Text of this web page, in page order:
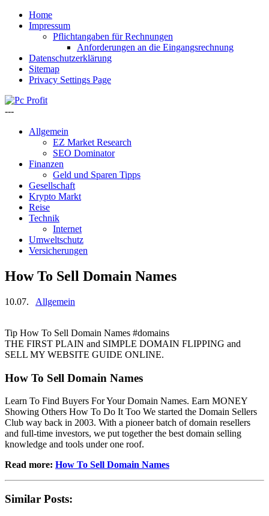
Home
Impressum
Pflichtangaben für Rechnungen
Anforderungen an die Eingangsrechnung
Datenschutzerklärung
Sitemap
Privacy Settings Page
---
Allgemein
EZ Market Research
SEO Dominator
Finanzen
Geld und Sparen Tipps
Gesellschaft
Krypto Markt
Reise
Technik
Internet
Umweltschutz
Versicherungen
How To Sell Domain Names
10.07. Allgemein
Tip How To Sell Domain Names #domains
THE FIRST PLAIN and SIMPLE DOMAIN FLIPPING and
SELL MY WEBSITE GUIDE ONLINE.
How To Sell Domain Names
Learn To Find Buyers For Your Domain Names. Earn MONEY
Showing Others How To Do It Too We started the Domain Sellers
Club way back in 2003. With a pioneer batch of domain resellers
and full-time investors, we put together the best domain selling
knowledge and tools under one roof.
Read more: How To Sell Domain Names
Similar Posts: